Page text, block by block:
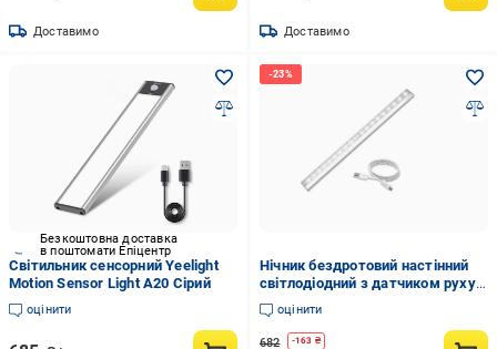
Доставимо Доставимо
Безкоштовна доставка
в поштомати Епіцентр
Світильник сенсорний Yeelight
Motion Sensor Light A20 Сірий
оцінити
Нічник бездротовий настінний
світлодіодний з датчиком руху
від USB 450 мАг (23870503)
оцінити
682 -163 ₴